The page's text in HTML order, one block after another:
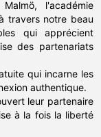
l'académie
travers notre beau
qui apprécient
des partenariats
qui incarne les
authentique.
leur partenaire
à la fois la liberté